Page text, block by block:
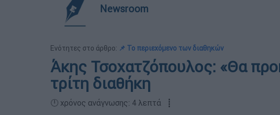
Newsroom
Ενότητες στο άρθρο: 📌 Το περιεχόμενο των διαθηκών
Άκης Τσοχατζόπουλος: «Θα
τρίτη διαθήκη
🕛 χρόνος ανάγνωσης: 4 λεπτά ┋